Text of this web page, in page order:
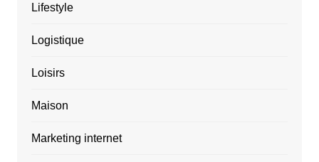
Lifestyle
Logistique
Loisirs
Maison
Marketing internet